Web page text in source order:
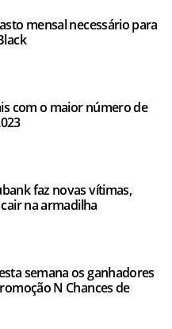
mensal necessário para
com o maior número de
faz novas vítimas,
na armadilha
semana os ganhadores
N Chances de